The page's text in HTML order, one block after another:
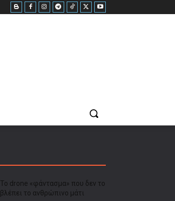
Το drone «φάντασμα» που δεν το
βλέπει το ανθρώπινο μάτι